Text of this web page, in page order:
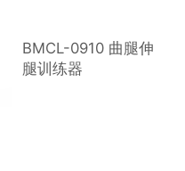
BMCL-0910 曲腿伸
腿训练器